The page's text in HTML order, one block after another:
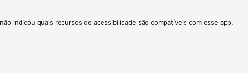
terms-of-use
indicou quais recursos de acessibilidade são compatíveis com esse app.